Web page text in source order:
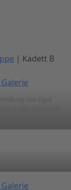
| Kadett B
des Opel
in der Zeitschrift
„hobby“